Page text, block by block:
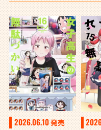
2026.06.10発売